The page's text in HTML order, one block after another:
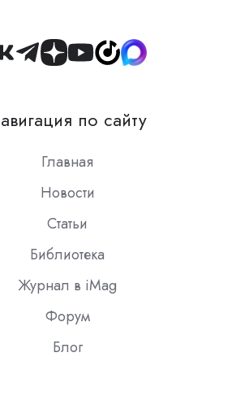
Join
Slack
по сайту
Главная
Новости
Статьи
Библиотека
Журнал в iMag
Форум
Блог